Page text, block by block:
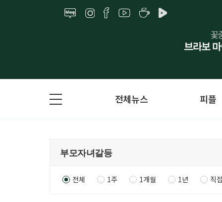
전체뉴스 피플
전체 1주 1개월 1년 직